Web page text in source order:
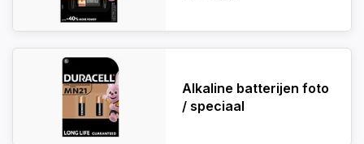
Alkaline batterijen foto
/ speciaal